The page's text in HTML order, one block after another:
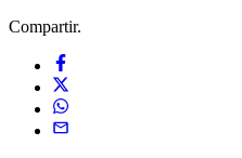
Compartir.